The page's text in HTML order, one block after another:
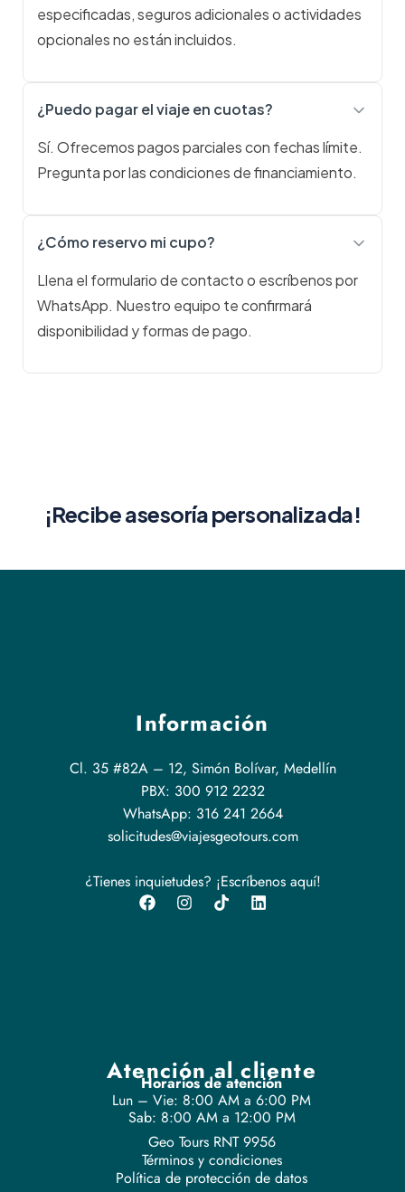
especificadas, seguros adicionales o actividades
opcionales no están incluidos.
¿Puedo pagar el viaje en cuotas?
Sí. Ofrecemos pagos parciales con fechas límite.
Pregunta por las condiciones de financiamiento.
¿Cómo reservo mi cupo?
Llena el formulario de contacto o escríbenos por
WhatsApp. Nuestro equipo te confirmará
disponibilidad y formas de pago.
¡Recibe asesoría personalizada!
Información
Cl. 35 #82A – 12, Simón Bolívar, Medellín
PBX: 300 912 2232
WhatsApp: 316 241 2664
solicitudes@viajesgeotours.com
¿Tienes inquietudes? ¡Escríbenos aquí!
Atención al cliente
Horarios de atención
Lun – Vie: 8:00 AM a 6:00 PM
Sab: 8:00 AM a 12:00 PM
Geo Tours RNT 9956
Términos y condiciones
Política de protección de datos